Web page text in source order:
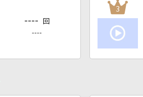
---- 回
----
3